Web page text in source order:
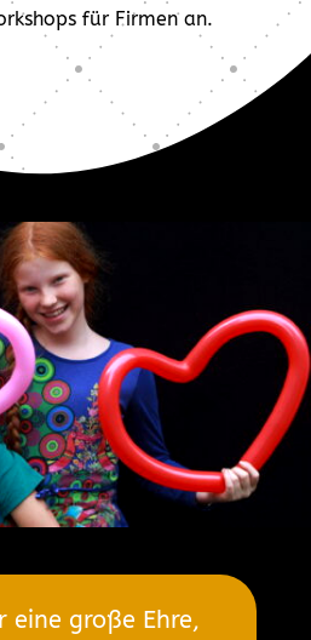
für Firmen an.
eine große Ehre,